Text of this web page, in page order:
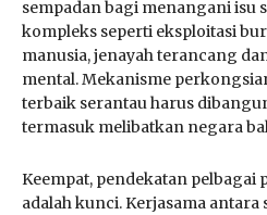
sempadan bagi menangani isu
kompleks seperti eksploitasi
manusia, jenayah terancang
mental. Mekanisme
terbaik serantau harus
termasuk melibatkan negara
Keempat, pendekatan
adalah kunci. Kerjasama antara